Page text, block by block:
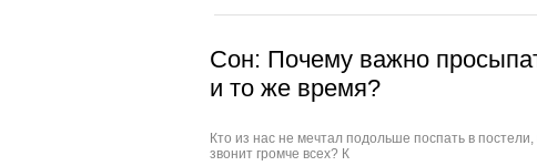
Сон: Почему важно
и то же время?
Кто из нас не мечтал подольше поспать в постели,
звонит громче всех? К